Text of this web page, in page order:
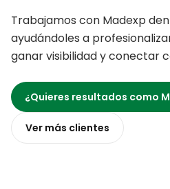
Trabajamos con Madexp
ayudándoles a
ganar visibilidad y conectar
¿Quieres resultados como
Ver más clientes